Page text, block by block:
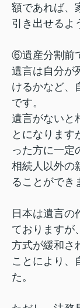
額であれば、
引き出せるよ
⑥遺産分割前
遺言は自分が
けるかなど、
です。
遺言がないと
とになります
った方に一定
相続人以外の
ることができ
日本は遺言の
ておりますが
方式が緩和さ
ことにより、
た。